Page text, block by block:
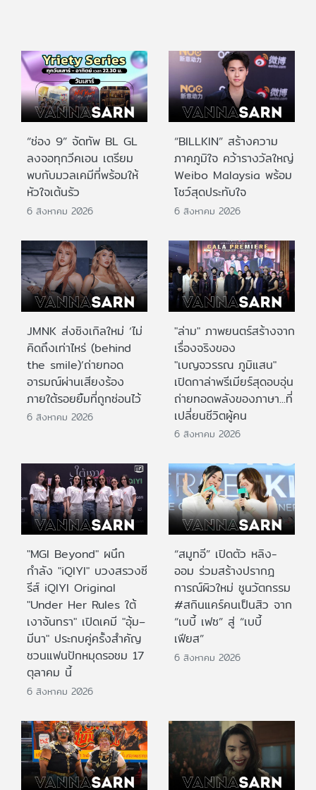
“ช่อง 9” จัดทัพ BL GL
ลงจอทุกวีคเอน เตรียม
พบกับมวลเคมีที่พร้อมให้
หัวใจเต้นรัว
6 สิงหาคม 2026
“BILLKIN” สร้างความ
ภาคภูมิใจ คว้ารางวัลใหญ่
Weibo Malaysia พร้อม
โชว์สุดประทับใจ
6 สิงหาคม 2026
JMNK ส่งซิงเกิลใหม่ ‘ไม่
คิดถึงเท่าไหร่ (behind
the smile)’ถ่ายทอด
อารมณ์ผ่านเสียงร้อง
ภายใต้รอยยิ้มที่ถูกซ่อนไว้
6 สิงหาคม 2026
"ล่าม" ภาพยนตร์สร้างจาก
เรื่องจริงของ
"เบญจวรรณ ภูมิแสน"
เปิดกาล่าพรีเมียร์สุดอบอุ่น
ถ่ายทอดพลังของภาษา...ที่
เปลี่ยนชีวิตผู้คน
6 สิงหาคม 2026
"MGI Beyond" ผนึก
กำลัง "iQIYI" บวงสรวงซี
รีส์ iQIYI Original
"Under Her Rules ใต้
เงาจันทรา" เปิดเคมี "อุ้ม–
มีนา" ประกบคู่ครั้งสำคัญ
ชวนแฟนปักหมุดรอชม 17
ตุลาคม นี้
6 สิงหาคม 2026
“สมูทอี” เปิดตัว หลิง-
ออม ร่วมสร้างปรากฎ
การณ์ผิวใหม่ ชูนวัตกรรม
#สกินแคร์คนเป็นสิว จาก
“เบบี้ เฟซ” สู่ “เบบี้
เฟียส”
6 สิงหาคม 2026